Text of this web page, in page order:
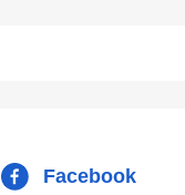
Facebook